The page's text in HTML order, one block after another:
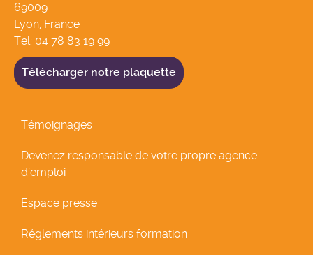
69009
Lyon, France
Tel: 04 78 83 19 99
Télécharger notre plaquette
Témoignages
Devenez responsable de votre propre agence
d’emploi
Espace presse
Réglements intérieurs formation